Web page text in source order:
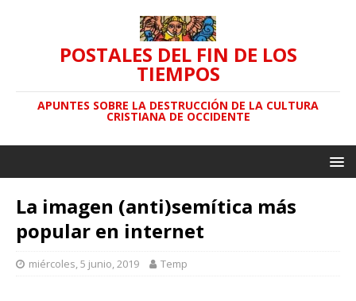
POSTALES DEL FIN DE LOS
TIEMPOS
APUNTES SOBRE LA DESTRUCCIÓN DE LA CULTURA
CRISTIANA DE OCCIDENTE
La imagen (anti)semítica más
popular en internet
miércoles, 5 junio, 2019 Temp